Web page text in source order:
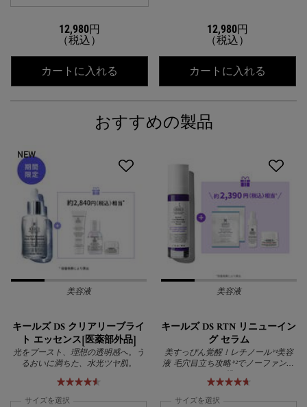
12,980円
（税込）
カートに入れる キールズ DS クリアリーブライト エ
12,980円
（税込）
カートに入れる
おすすめの製品
NEW
美容液
キールズ DS クリアリーブライ
ト エッセンス[医薬部外品]
光をブースト、理想の透明感へ。う
るおいに満ちた、水光ツヤ肌。
サイズを選択
美容液
キールズ DS RTN リニューイン
グ セラム
美すっぴん覚醒！レチノール*¹美容
液 毛穴目立ち攻略*²でノーファンデ
に挑む
サイズを選択